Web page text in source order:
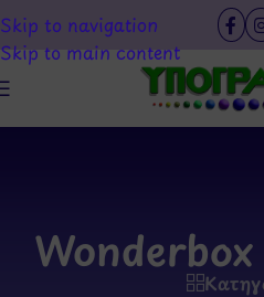
Skip to navigation
Skip to main content